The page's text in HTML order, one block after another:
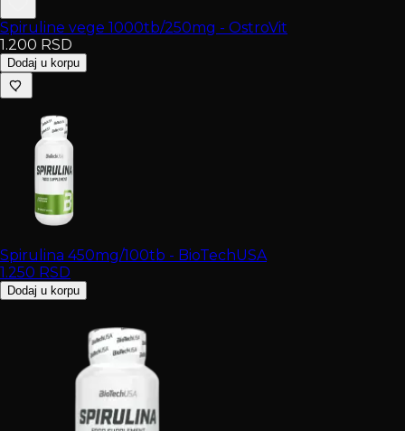
Spiruline vege 1000tb/250mg - OstroVit
1.200 RSD
Dodaj u korpu
Spirulina 450mg/100tb - BioTechUSA
1.250 RSD
Dodaj u korpu